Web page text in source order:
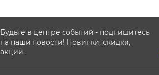
Будьте в центре событий - подпишитесь
на наши новости! Новинки, скидки,
акции.